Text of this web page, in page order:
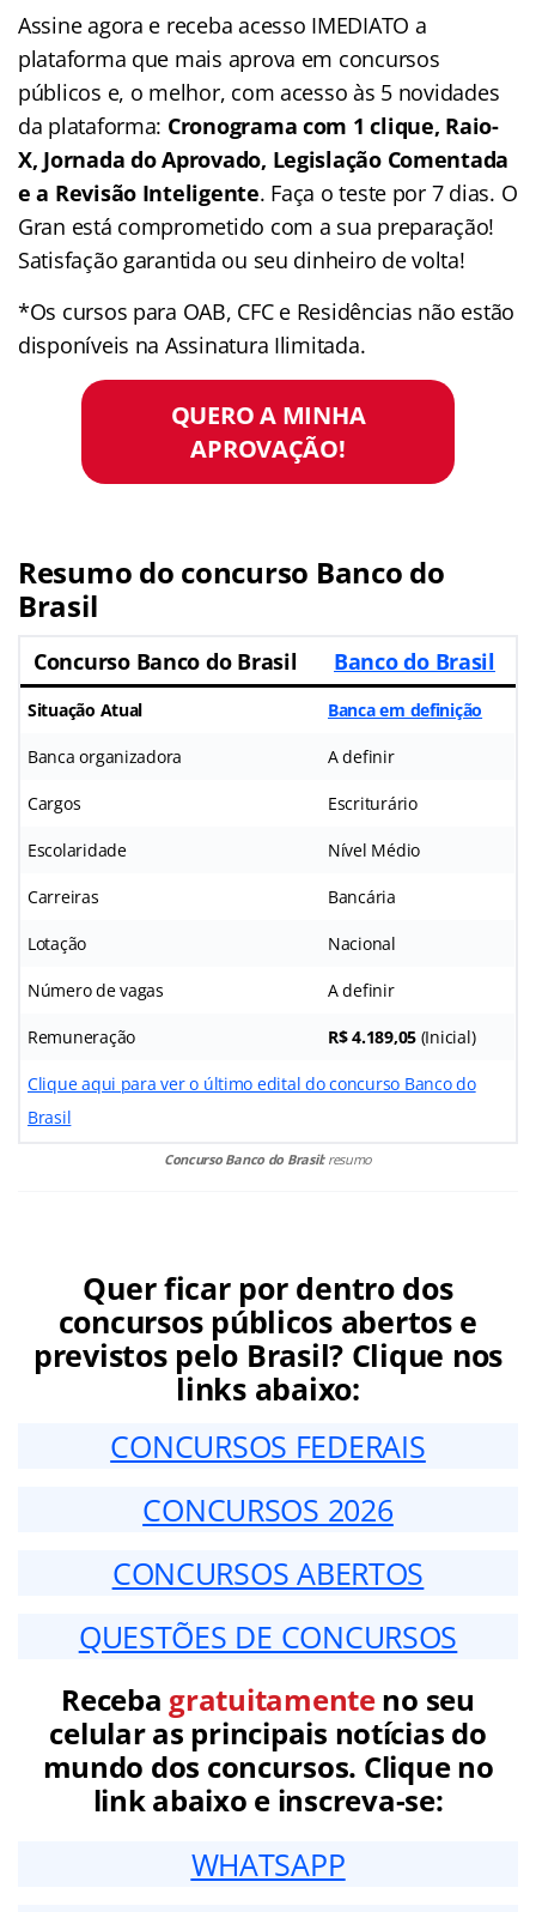
Assine agora e receba acesso IMEDIATO a
plataforma que mais aprova em concursos
públicos e, o melhor, com acesso às 5 novidades
da plataforma: Cronograma com 1 clique, Raio-
X, Jornada do Aprovado, Legislação Comentada
e a Revisão Inteligente. Faça o teste por 7 dias. O
Gran está comprometido com a sua preparação!
Satisfação garantida ou seu dinheiro de volta!
*Os cursos para OAB, CFC e Residências não estão
disponíveis na Assinatura Ilimitada.
QUERO A MINHA
APROVAÇÃO!
Resumo do concurso Banco do
Brasil
Concurso Banco do Brasil Banco do Brasil
Situação Atual Banca em definição
Banca organizadora A definir
Cargos Escriturário
Escolaridade Nível Médio
Carreiras Bancária
Lotação Nacional
Número de vagas A definir
Remuneração R$ 4.189,05 (Inicial)
Clique aqui para ver o último edital do concurso Banco do
Brasil
Concurso Banco do Brasil:resumo
Quer ficar por dentro dos
concursos públicos abertos e
previstos pelo Brasil? Clique nos
links abaixo:
CONCURSOS FEDERAIS
CONCURSOS 2026
CONCURSOS ABERTOS
QUESTÕES DE CONCURSOS
Receba gratuitamenteno seu
celular as principais notícias do
mundo dos concursos. Clique no
link abaixo e inscreva-se:
WHATSAPP